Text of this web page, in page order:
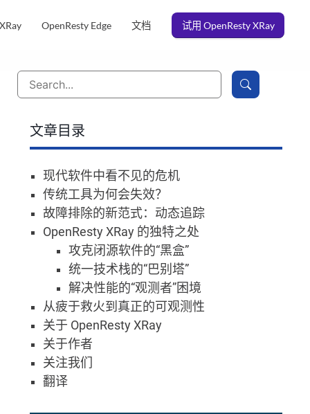
OpenResty Edge 文档 试用 OpenResty XRay
文章目录
现代软件中看不见的危机
传统工具为何会失效？
故障排除的新范式：动态追踪
OpenResty XRay 的独特之处
攻克闭源软件的“黑盒”
统一技术栈的“巴别塔”
解决性能的“观测者”困境
从疲于救火到真正的可观测性
关于 OpenResty XRay
关于作者
关注我们
翻译